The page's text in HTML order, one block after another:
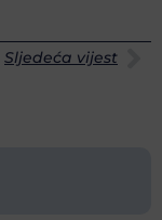
Sljedeća vijest